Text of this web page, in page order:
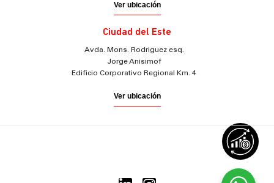
Ver ubicación
Ciudad del Este
Avda. Mons. Rodriguez esq.
Jorge Anisimof
Edificio Corporativo Regional Km. 4
Ver ubicación